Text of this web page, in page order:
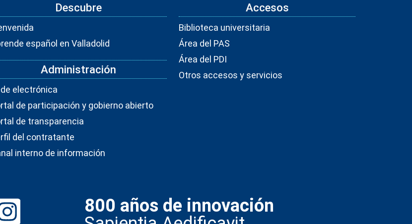
Descubre
español en Valladolid
Administración
electrónica
de participación y gobierno abierto
de transparencia
del contratante
interno de información
Accesos
Biblioteca universitaria
Área del PAS
Área del PDI
Otros accesos y servicios
800 años de innovación